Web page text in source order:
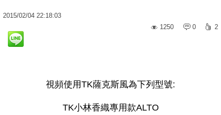
2015/02/04 22:18:03
1250
0 2
視頻使用TK薩克斯風為下列型號:
TK小林香織專用款ALTO